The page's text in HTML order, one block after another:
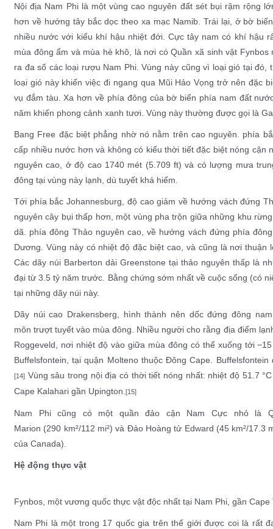
Nội địa Nam Phi là một vùngcao nguyên đất sét bụi rậm rộng
hơn về hướng tây bắc dọc theo xa mạc Namib. Trái lại, ở bờ
nhiều nước với kiểu khí hậu nhiệt đới. Cực tây nam có khí hậu
mùa đông ẩm và mùa hè khô, là nơi cóQuần xã sinh vật Fynbos
ra đa số các loại rượu Nam Phi. Vùng này cũng vì loại gió tại
loại gió này khiến việc đi ngang qua Mũi Hảo Vọng trở nên đặc
vụ đắm tàu . Xa hơn về phía đông của bờ biển phía nam đất
năm khiến phong cảnh xanh tươi. Vùng này thường được gọi là
Bang Free đặc biệt phẳng nhờ nó nằm trên cao nguyên. phía
cấp nhiều nước hơn và không có kiểu thời tiết đặc biệt nóng cận
nguyên cao, ở độ cao 1740 mét (5.709ft) và có lượng mưa
đông tại vùng này lạnh, dù tuyết khá hiếm.
Tới phía bắc Johannesburg, độ cao giảm về hướng vách đứng
nguyên cây bụi thấp hơn, một vùng pha trộn giữa những khu
dã. phía đông Thảo nguyên cao, về hướng vách đứng phía
Dương . Vùng này có nhiệt độ đặc biệt cao, và cũng là nơi
Các dãy núi Barberton dải Greenstone tại thảo nguyên thấp là
đại từ 3.5 tỷ năm trước. Bằng chứng sớm nhất về cuộc sống (có
tại những dãy núi này.
Dãy núi cao Drakensberg , hình thành nên dốc đứng đông
môntrượt tuyết vào mùa đông. Nhiều người cho rằng địa điểm
Roggeveld , nơi nhiệt độ vào giữa mùa đông có thể xuống tới
Buffelsfontein, tại quận Molteno thuộc Đông Cape.
[14] Vùng sâu trong nội địa có thời tiết nóng nhất: nhiệt độ 51.7
Cape Kalahari gần Upington [15]
Nam Phi cũng có một quần đảo cận Nam Cực nhỏ là
Marion (290 km²/112 mi²) và Đảo Hoàng tử Edward (45 km²/17.3
của Canada).
Hệ động thực vật
Fynbos , một vương quốc thực vật độc nhất tại Nam Phi, gần Cape
Nam Phi là một trong 17 quốc gia trên thế giới được coi là rất